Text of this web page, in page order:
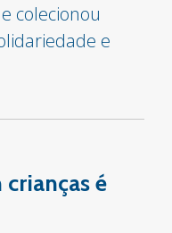
colecionou
e
é